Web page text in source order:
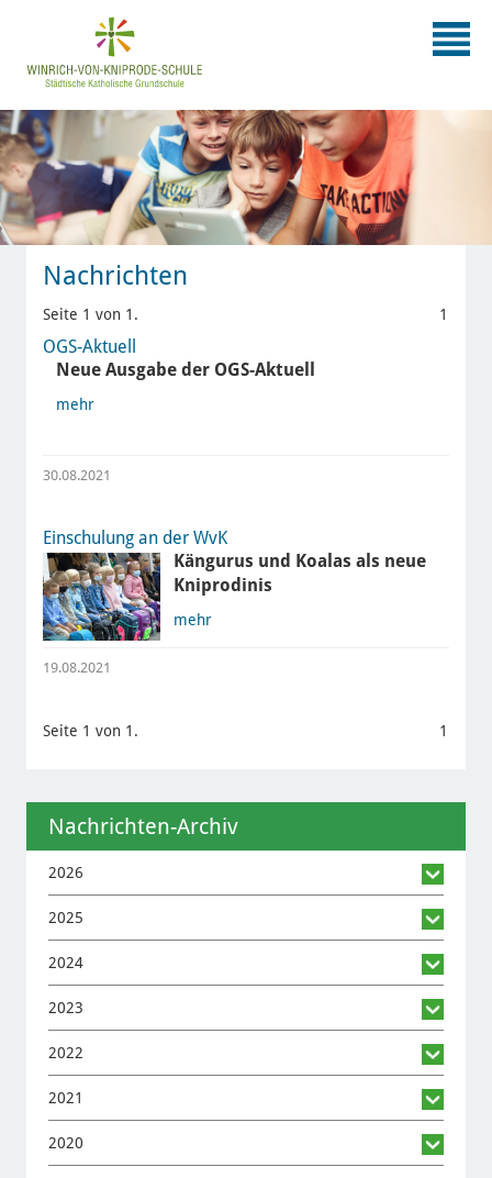
Nachrichten
Seite 1 von 1. 1
OGS-Aktuell
Neue Ausgabe der OGS-Aktuell
mehr
30.08.2021
Einschulung an der WvK
Kängurus und Koalas als neue
Kniprodinis
mehr
19.08.2021
Seite 1 von 1. 1
Nachrichten-Archiv
2026
2025
2024
2023
2022
2021
2020